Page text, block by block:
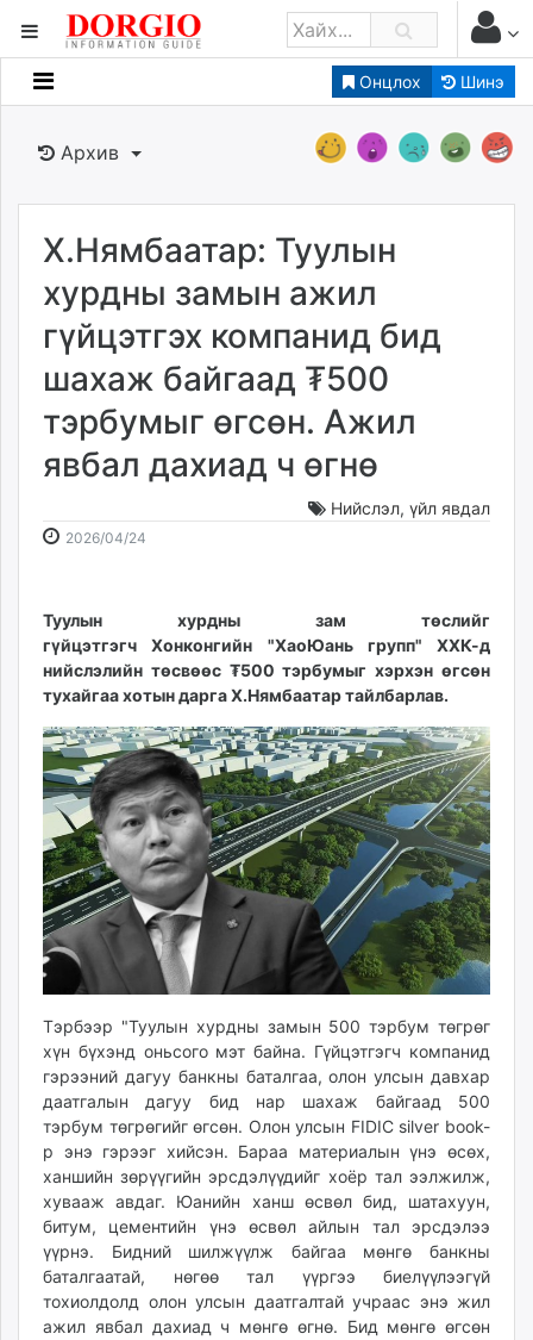
Онцлох Шинэ
Мэдээллийн
Банк санхүү
Бизнес ААН
Төрийн
dorgio.mn
Gogo.mn
news.mn
zindaa.mn
tovch.mn
Livetv.mn
Eguur.mn
24tsag.mn
shuud.mn
eagle.mn
ergelt.mn
zarig.mn
today.mn
zuv.mn
mminfo.mn
ugluu.mn
urlag.mn
unen.mn
asu.mn
shudarga.mn
shuurhai.mn
unuudur.mn
isee.mn
mglradio.com
fact.mn
itoim.mn
tumen.mn
shuum.mn
times.mn
tvmongolia.mn
Архив
Х.Нямбаатар: Туулын
хурдны замын ажил
гүйцэтгэх компанид бид
шахаж байгаад ₮500
тэрбумыг өгсөн. Ажил
явбал дахиад ч өгнө
Нийслэл, үйл явдал
2026/04/24
10:46:15
02:56:40
Туулын хурдны зам төслийг
гүйцэтгэгч Хонконгийн "ХаоЮань групп" ХХК-д
нийслэлийн төсвөөс ₮500 тэрбумыг хэрхэн өгсөн
тухайгаа хотын дарга Х.Нямбаатар тайлбарлав.
Тэрбээр "Туулын хурдны замын 500 тэрбум төгрөг
хүн бүхэнд оньсого мэт байна. Гүйцэтгэгч компанид
гэрээний дагуу банкны баталгаа, олон улсын давхар
даатгалын дагуу бид нар шахаж байгаад 500
тэрбум төгрөгийг өгсөн. Олон улсын FIDIC silver book-
р энэ гэрээг хийсэн. Бараа материалын үнэ өсөх,
ханшийн зөрүүгийн эрсдэлүүдийг хоёр тал ээлжилж,
хувааж авдаг. Юанийн ханш өсвөл бид, шатахуун,
битум, цементийн үнэ өсвөл айлын тал эрсдэлээ
үүрнэ. Бидний шилжүүлж байгаа мөнгө банкны
баталгаатай, нөгөө тал үүргээ биелүүлээгүй
тохиолдолд олон улсын даатгалтай учраас энэ жил
ажил явбал дахиад ч мөнгө өгнө. Бид мөнгө өгсөн